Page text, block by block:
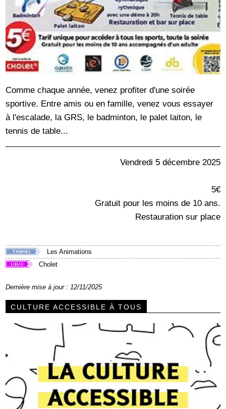
Comme chaque année, venez profiter d'une soirée
sportive. Entre amis ou en famille, venez vous essayer
à l'escalade, la GRS, le badminton, le palet laiton, le
tennis de table...
Vendredi 5 décembre 2025
5€
Gratuit pour les moins de 10 ans.
Restauration sur place
Les Animations
Cholet
Dernière mise à jour : 12/11/2025
CULTURE ACCESSIBLE À TOUS